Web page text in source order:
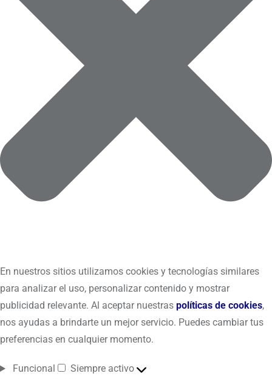
En nuestros sitios utilizamos cookies y tecnologías similares
para analizar el uso, personalizar contenido y mostrar
publicidad relevante. Al aceptar nuestras políticas de cookies,
nos ayudas a brindarte un mejor servicio. Puedes cambiar tus
preferencias en cualquier momento.
Funcional
Siempre activo